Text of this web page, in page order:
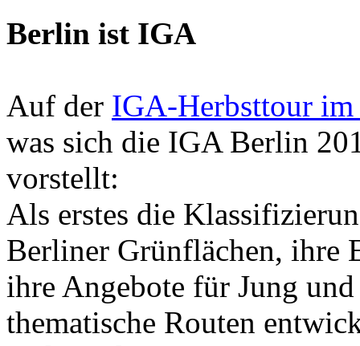
Berlin ist IGA
Auf der IGA-Herbsttour im
was sich die IGA Berlin
vorstellt:
Als erstes die
Berliner Grünflächen, ihre
ihre Angebote für Jung
thematische Routen